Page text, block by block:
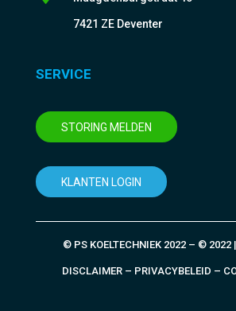
7421 ZE Deventer
SERVICE
STORING MELDEN
KLANTEN LOGIN
© PS KOELTECHNIEK 2022 – © 2022
DISCLAIMER – PRIVACYBELEID –